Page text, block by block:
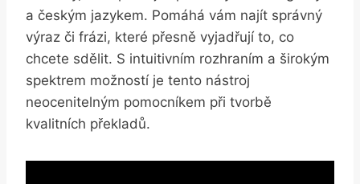
a českým jazykem. Pomáhá vám najít správný
výraz či frázi, které přesně vyjadřují to, co
chcete sdělit. S intuitivním rozhraním a širokým
spektrem možností je tento nástroj
neocenitelným pomocníkem při tvorbě
kvalitních překladů.